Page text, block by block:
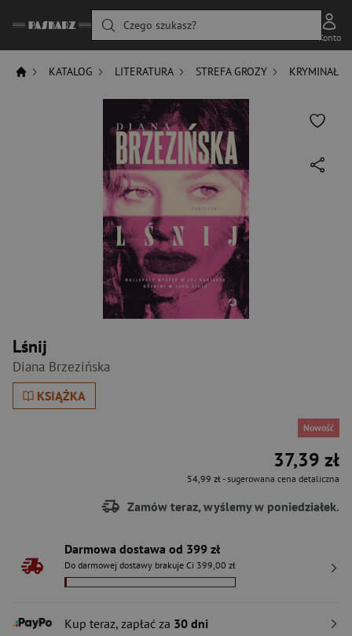
Czego szukasz?
Konto
KATALOG LITERATURA STREFA GROZY KRYMINAŁ
Lśnij
Diana Brzezińska
KSIĄŻKA
Nowość
37,39 zł
54,99 zł- sugerowana cena detaliczna
Zamów teraz, wyślemy w poniedziałek.
Darmowa dostawa od 399 zł
Do darmowej dostawy brakuje Ci 399,00 zł
Kup teraz, zapłać za 30 dni